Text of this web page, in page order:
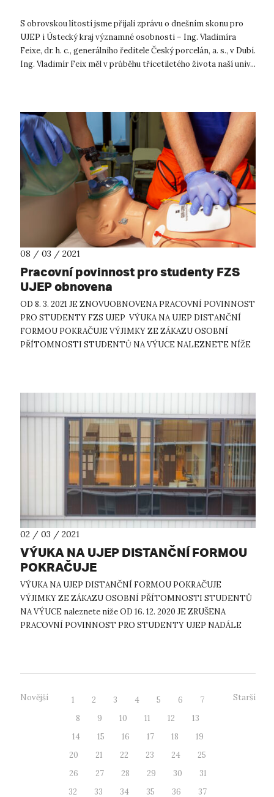
S obrovskou lítostí jsme přijali zprávu o dnešním skonu pro
UJEP i Ústecký kraj významné osobnosti – Ing. Vladimíra
Feixe, dr. h. c., generálního ředitele Český porcelán, a. s., v Dubí.
Ing. Vladimír Feix měl v průběhu třicetiletého života naší univ...
08 / 03 / 2021
Pracovní povinnost pro studenty FZS
UJEP obnovena
OD 8. 3. 2021 JE ZNOVUOBNOVENA PRACOVNÍ POVINNOST
PRO STUDENTY FZS UJEP VÝUKA NA UJEP DISTANČNÍ
FORMOU POKRAČUJE VÝJIMKY ZE ZÁKAZU OSOBNÍ
PŘÍTOMNOSTI STUDENTŮ NA VÝUCE NALEZNETE NÍŽE
02 / 03 / 2021
VÝUKA NA UJEP DISTANČNÍ FORMOU
POKRAČUJE
VÝUKA NA UJEP DISTANČNÍ FORMOU POKRAČUJE
VÝJIMKY ZE ZÁKAZU OSOBNÍ PŘÍTOMNOSTI STUDENTŮ
NA VÝUCE naleznete níže OD 16. 12. 2020 JE ZRUŠENA
PRACOVNÍ POVINNOST PRO STUDENTY UJEP NADÁLE
Novější 1 2 3 4 5 6
7
8
9 10 11 12
13
14
15 16 17 18
19
20
21 22 23 24
25
26
27 28 29 30
31
32
33 34 35 36 37
Starší